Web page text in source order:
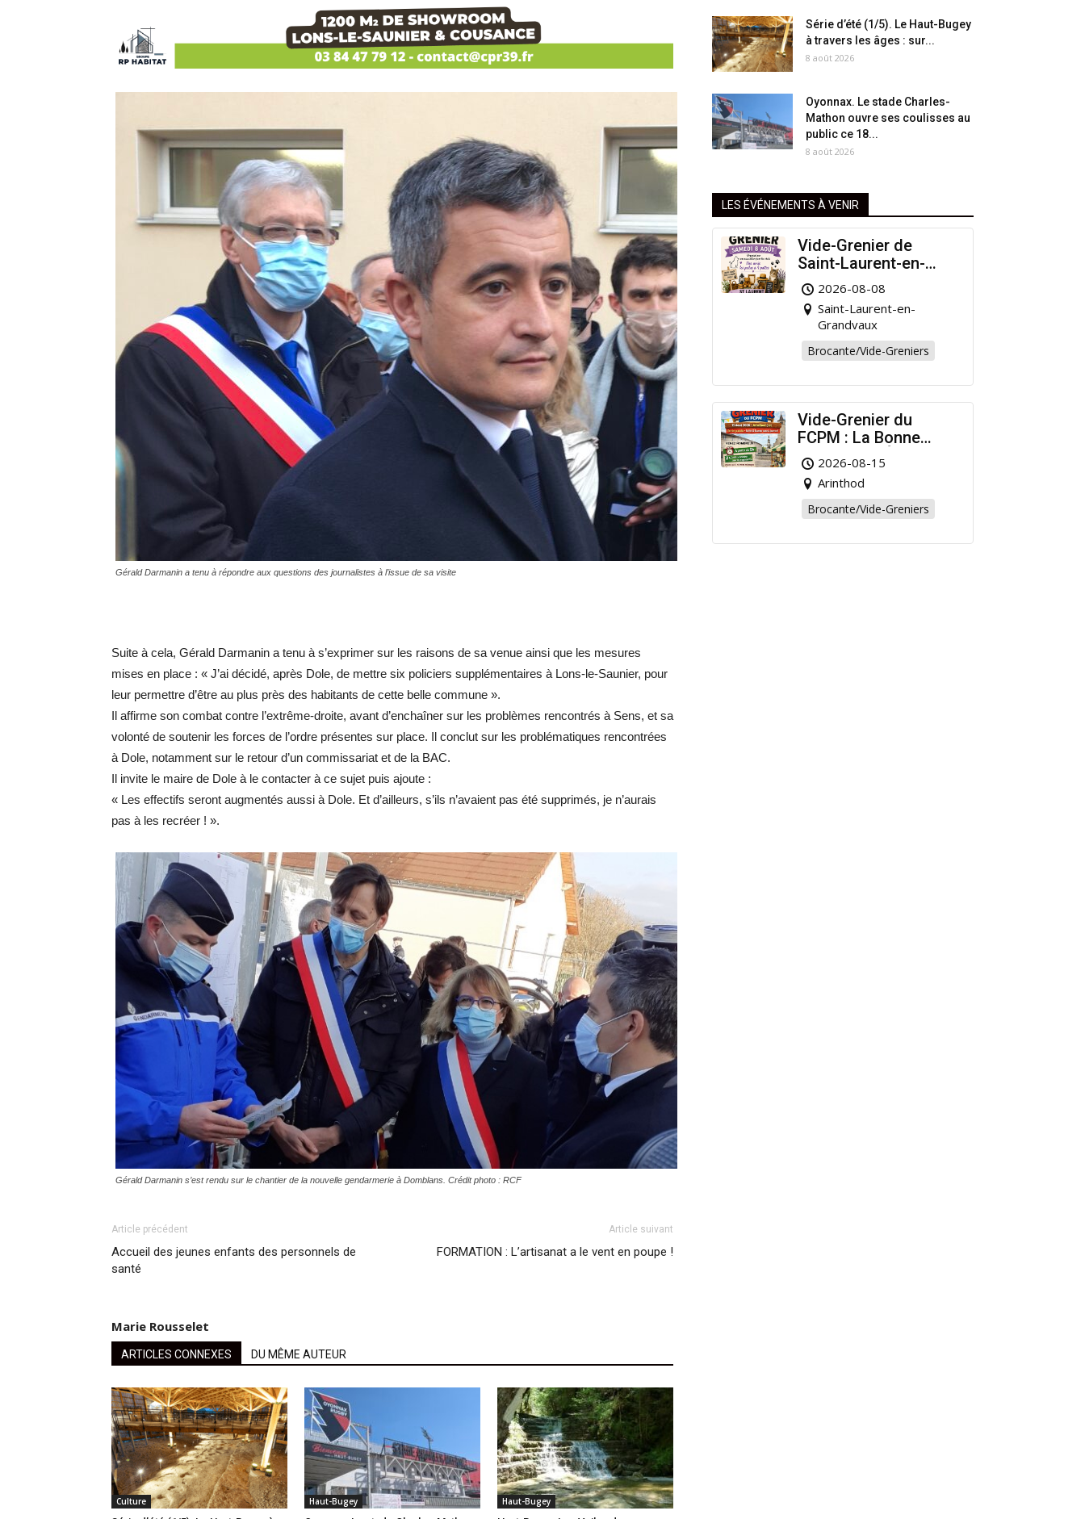
Gérald Darmanin a tenu à répondre aux questions des journalistes à l’issue de sa visite
Suite à cela, Gérald Darmanin a tenu à s’exprimer sur les raisons de sa venue ainsi que les mesures
mises en place : « J’ai décidé, après Dole, de mettre six policiers supplémentaires à Lons-le-Saunier, pour
leur permettre d’être au plus près des habitants de cette belle commune ».
Il affirme son combat contre l’extrême-droite, avant d’enchaîner sur les problèmes rencontrés à Sens, et sa
volonté de soutenir les forces de l’ordre présentes sur place. Il conclut sur les problématiques rencontrées
à Dole, notamment sur le retour d’un commissariat et de la BAC.
Il invite le maire de Dole à le contacter à ce sujet puis ajoute :
« Les effectifs seront augmentés aussi à Dole. Et d’ailleurs, s’ils n’avaient pas été supprimés, je n’aurais
pas à les recréer ! ».
Gérald Darmanin s’est rendu sur le chantier de la nouvelle gendarmerie à Domblans. Crédit photo : RCF
Article précédent
Accueil des jeunes enfants des personnels de
santé
Article suivant
FORMATION : L’artisanat a le vent en poupe !
Marie Rousselet
ARTICLES CONNEXES DU MÊME AUTEUR
Culture Haut-Bugey Haut-Bugey
Série d’été (1/5). Le Haut-Bugey
à travers les âges : sur...
8 août 2026
Oyonnax. Le stade Charles-
Mathon ouvre ses coulisses au
public ce 18...
8 août 2026
LES ÉVÉNEMENTS À VENIR
Vide-Grenier de
Saint-Laurent-en-
Grandvaux : Venez
chiner pour la bonne
cause !
2026-08-08
Saint-Laurent-en-
Grandvaux
Brocante/Vide-Greniers
Vide-Grenier du
FCPM : La Bonne
Affaire de l’Été à
Arinthod !
2026-08-15
Arinthod
Brocante/Vide-Greniers